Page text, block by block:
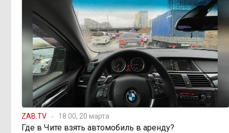
15:31, 4 августа Как Китай покоряет
мир не электромобилями, а
стаканом чая
ZAB.TV 18:00, 20 марта
Где в Чите взять автомобиль в аренду?